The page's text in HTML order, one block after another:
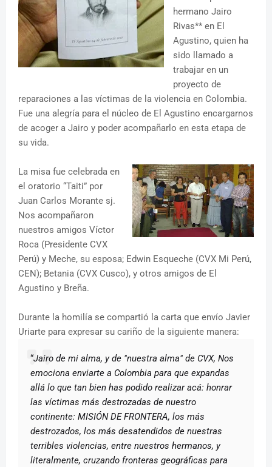
hermano Jairo
Rivas** en El
Agustino, quien ha
sido llamado a
trabajar en un
proyecto de
reparaciones a las víctimas de la violencia en Colombia.
Fue una alegría para el núcleo de El Agustino encargarnos
de acoger a Jairo y poder acompañarlo en esta etapa de
su vida.
La misa fue celebrada en
el oratorio “Taiti” por
Juan Carlos Morante sj.
Nos acompañaron
nuestros amigos Víctor
Roca (Presidente CVX
Perú) y Meche, su esposa; Edwin Esqueche (CVX Mi Perú,
CEN); Betania (CVX Cusco), y otros amigos de El
Agustino y Breña.
Durante la homilía se compartió la carta que envío Javier
Uriarte para expresar su cariño de la siguiente manera:
“Jairo de mi alma, y de "nuestra alma" de CVX, Nos
emociona enviarte a Colombia para que expandas
allá lo que tan bien has podido realizar acá: honrar
las víctimas más destrozadas de nuestro
continente: MISIÓN DE FRONTERA, los más
destrozados, los más desatendidos de nuestras
terribles violencias, entre nuestros hermanos, y
literalmente, cruzando fronteras geográficas para